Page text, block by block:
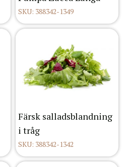
SKU: 388342-1349
Färsk salladsblandning
i tråg
SKU: 388342-1342